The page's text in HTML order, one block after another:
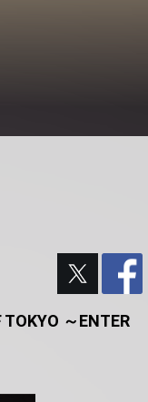
～ENTER